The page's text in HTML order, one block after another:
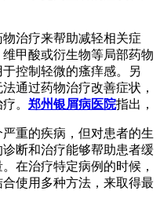
治疗来帮助减轻相关症
甲酸或衍生物等局部药物
控制轻微的瘙痒感。另
通过药物治疗改善症状，
。 郑州银屑病医院指出，
重的疾病，但对患者的生
断和治疗能够帮助患者缓
在治疗特定病例的时候，
使用多种方法，来取得最